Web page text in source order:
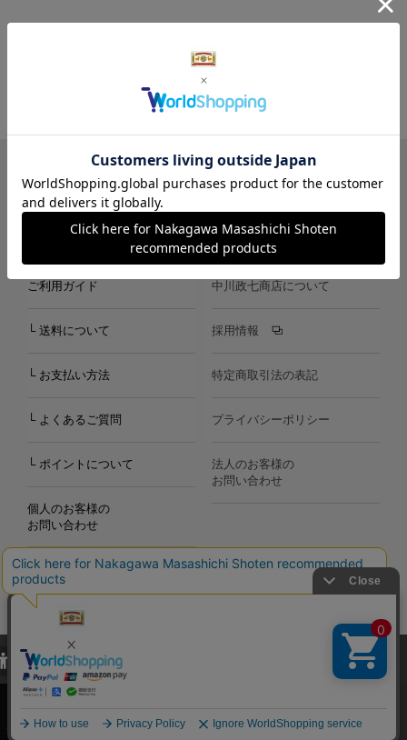
LINE Instagram X Facebook メールマガジン
ご利用ガイド
└ 送料について
└ お支払い方法
└ よくあるご質問
└ ポイントについて
個人のお客様の
お問い合わせ
中川政七商店について
採用情報
特定商取引法の表記
プライバシーポリシー
法人のお客様の
お問い合わせ
Copyright©2000-2026
Nakagawa Masashichi Shoten All Rights Reserved.
当サイトでは、当サイト内における閲覧履歴・属性情報などの取得およ
び利便性向上のためにクッキー（Cookie）を使用いたします。詳細に
関しては「プライバシーポリシー
承諾する